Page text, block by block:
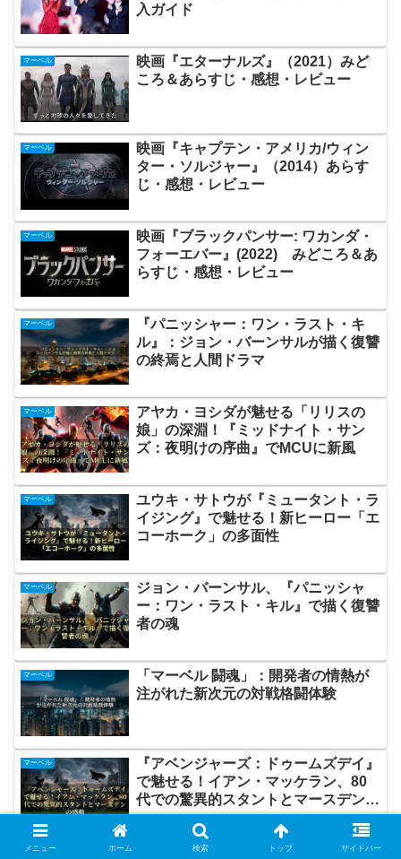
入ガイド
マーベル
映画『エターナルズ』（2021）みど
ころ＆あらすじ・感想・レビュー
マーベル
映画『キャプテン・アメリカ/ウィン
ター・ソルジャー』（2014）あらす
じ・感想・レビュー
マーベル
映画『ブラックパンサー: ワカンダ・
フォーエバー』(2022) みどころ＆あ
らすじ・感想・レビュー
マーベル
『パニッシャー：ワン・ラスト・キ
ル』：ジョン・バーンサルが描く復讐
の終焉と人間ドラマ
マーベル
アヤカ・ヨシダが魅せる「リリスの
娘」の深淵！『ミッドナイト・サン
ズ：夜明けの序曲』でMCUに新風
マーベル
ユウキ・サトウが『ミュータント・ラ
イジング』で魅せる！新ヒーロー「エ
コーホーク」の多面性
マーベル
ジョン・バーンサル、『パニッシャ
ー：ワン・ラスト・キル』で描く復讐
者の魂
マーベル
「マーベル 闘魂」：開発者の情熱が
注がれた新次元の対戦格闘体験
マーベル
『アベンジャーズ：ドゥームズデイ』
で魅せる！イアン・マッケラン、80
代での驚異的スタントとマースデンの
感動
マーベル 『マーベル・ライバルズ』新シーズン
メニュー ホーム 検索 トップ サイドバー